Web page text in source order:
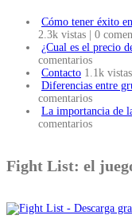
Cómo tener éxito
2.3k vistas
0
¿Cual es el precio
comentarios
Contacto 1.1k vistas
Diferencias entre
comentarios
La importancia de
comentarios
Fight List: el